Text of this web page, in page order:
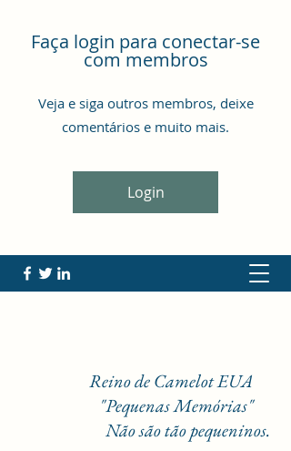
Reino de Camelot EUA
"Pequenas Memórias"
Não são tão pequeninos.
Faça login para conectar-se
com membros
Veja e siga outros membros, deixe
comentários e muito mais.
Login